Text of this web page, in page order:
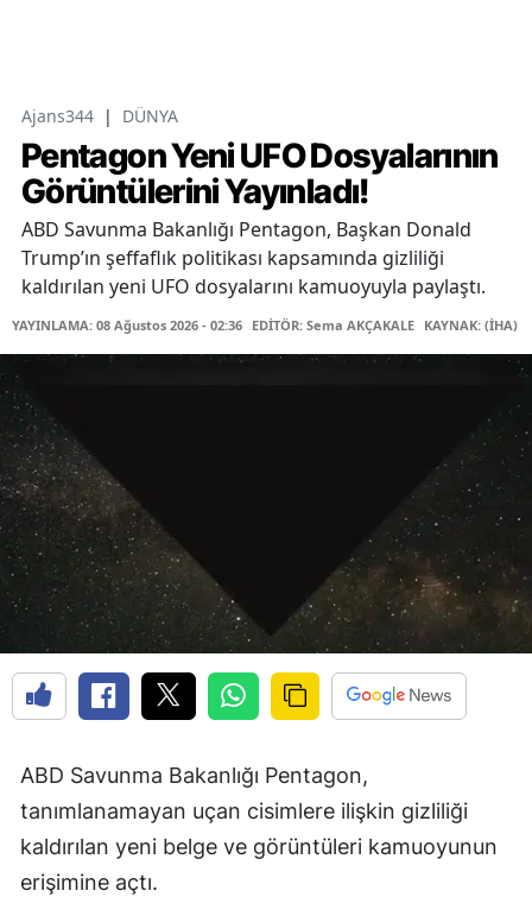
Ajans344 | DÜNYA
Pentagon Yeni UFO Dosyalarının
Görüntülerini Yayınladı!
ABD Savunma Bakanlığı Pentagon, Başkan Donald
Trump’ın şeffaflık politikası kapsamında gizliliği
kaldırılan yeni UFO dosyalarını kamuoyuyla paylaştı.
YAYINLAMA: 08 Ağustos 2026 - 02:36 EDİTÖR: Sema AKÇAKALE KAYNAK: (İHA)
ABD Savunma Bakanlığı Pentagon,
tanımlanamayan uçan cisimlere ilişkin gizliliği
kaldırılan yeni belge ve görüntüleri kamuoyunun
erişimine açtı.